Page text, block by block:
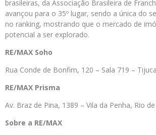
brasileiras, da Associação Brasileira de
avançou para o 35º lugar, sendo a única do
no ranking, mostrando que o mercado de
potencial a ser explorado.
RE/MAX Soho
Rua Conde de Bonfim, 120 – Sala 719 –
RE/MAX Prisma
Av. Braz de Pina, 1389 – Vila da Penha, Rio de
Sobre a RE/MAX